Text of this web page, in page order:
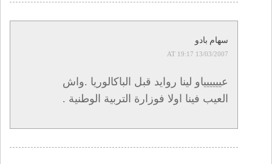
سهام بادو
13/03/2007 AT 19:17
عيييييياو لينا روايد قبل الباكالوريا .واش
العيب فينا اولا فوزارة التربية الوطنية .